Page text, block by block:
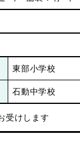
東部小学校
石動中学校
受けします